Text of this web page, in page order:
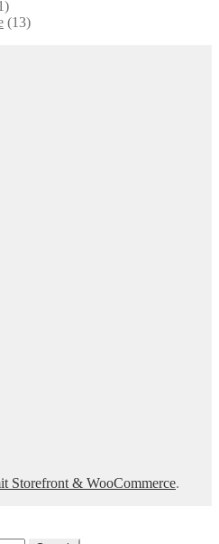
1
product
1313
Storefront & WooCommerce.